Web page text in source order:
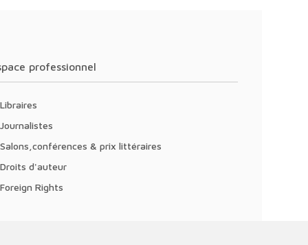
professionnel
Libraires
Journalistes
Salons,conférences & prix littéraires
Droits d'auteur
Foreign Rights